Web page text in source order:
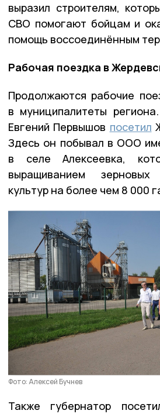
выразил строителям,
СВО помогают бойцам и
помощь воссоединённым
Рабочая поездка в
Продолжаются рабочие
в муниципалитеты
Евгений Первышов посетил
Здесь он побывал в ООО
в селе Алексеевка,
выращиванием
культур на более чем 8 000
Фото: Алексей Бучнев
Также губернатор